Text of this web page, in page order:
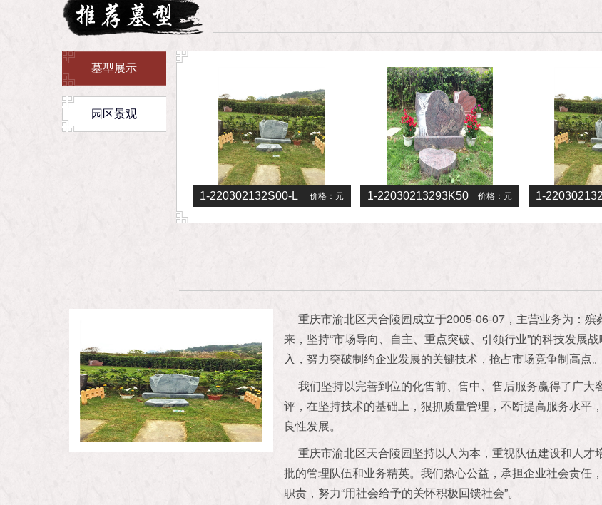
more+
墓型展示
园区景观
1-22030213293K50 价格：元 1-220302132S00-L 价格：元 1-22030213293K50 价
重庆市渝北区天合陵园成立于2005-06-07，主营业务为：殡
来，坚持“市场导向、自主、重点突破、引领行业”的科技发展
入，努力突破制约企业发展的关键技术，抢占市场竞争制高点。
我们坚持以完善到位的化售前、售中、售后服务赢得了广大
评，在坚持技术的基础上，狠抓质量管理，不断提高服务水平
良性发展。
重庆市渝北区天合陵园坚持以人为本，重视队伍建设和人才
批的管理队伍和业务精英。我们热心公益，承担企业社会责任
职责，努力“用社会给予的关怀积极回馈社会”。